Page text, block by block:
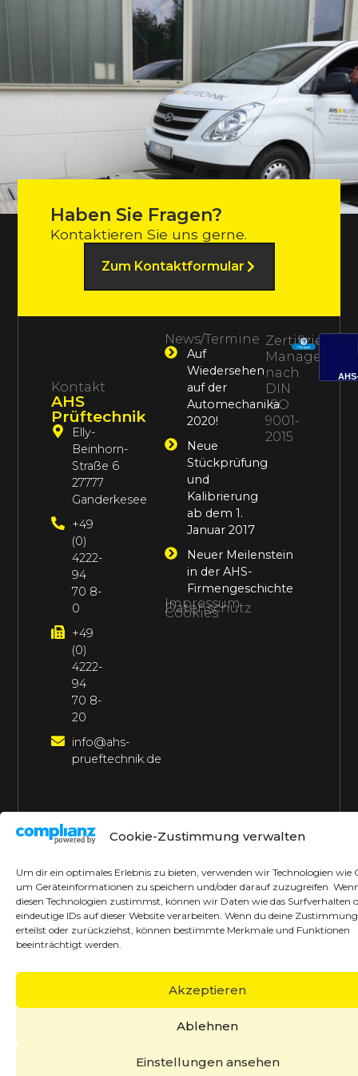
Cookie-Zustimmung verwalten
Um dir ein optimales Erlebnis zu bieten, verwenden wir Technologien wie
um Geräteinformationen zu speichern und/oder darauf zuzugreifen.
diesen Technologien zustimmst, können wir Daten wie das Surfverhalten
eindeutige IDs auf dieser Website verarbeiten. Wenn du deine
erteilst oder zurückziehst, können bestimmte Merkmale und Funktionen
beeinträchtigt werden.
Akzeptieren
Ablehnen
Einstellungen ansehen
Haben Sie Fragen?
Kontaktieren Sie uns gerne.
Zum Kontaktformular
News/Termine
Auf
Wiedersehen
auf der
Automechanika
2020!
Neue
Stückprüfung
und
Kalibrierung
ab dem 1.
Januar 2017
Neuer Meilenstein
in der AHS-
Firmengeschichte
Impressum
Datenschutz
Cookies
Kontakt
AHS
Prüftechnik
Elly-
Beinhorn-
Straße 6
27777
Ganderkesee
+49
(0)
4222-
94
70 8-
0
+49
(0)
4222-
94
70 8-
20
info@ahs-
prueftechnik.de
Zertifiziertes
nach
DIN
ISO
9001-
2015
©2026 AHS PrüftechnikAlle Rechte vorbehalten